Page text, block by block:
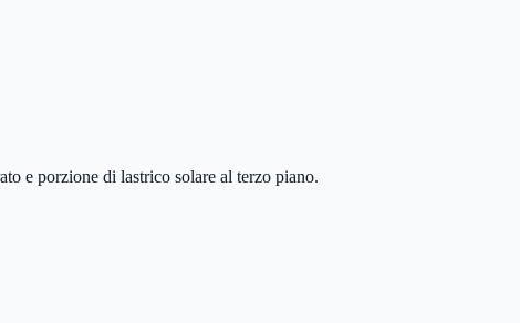
e porzione di lastrico solare al terzo piano.